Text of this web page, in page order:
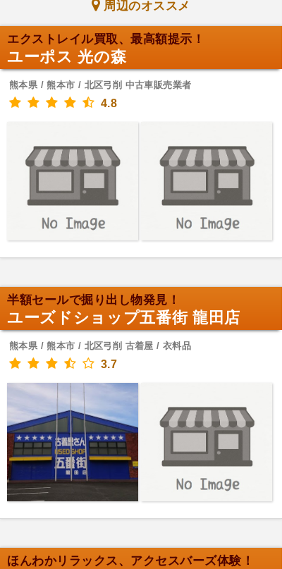
周辺のオススメ
エクストレイル買取、最高額提示！
ユーポス 光の森
熊本県 / 熊本市 / 北区弓削 中古車販売業者
4.8
半額セールで掘り出し物発見！
ユーズドショップ五番街 龍田店
熊本県 / 熊本市 / 北区弓削 古着屋 / 衣料品
3.7
ほんわかリラックス、アクセスバーズ体験！